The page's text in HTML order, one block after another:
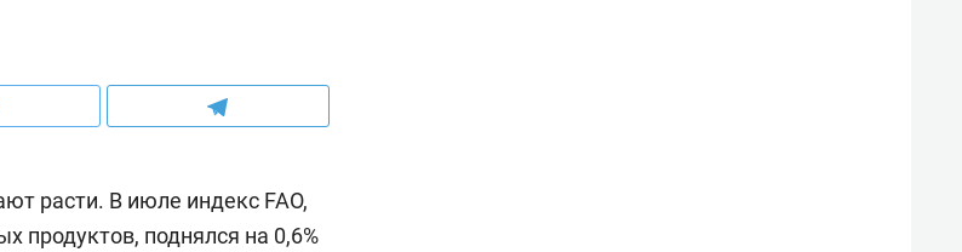
расти. В июле индекс FAO,
продуктов, поднялся на 0,6%